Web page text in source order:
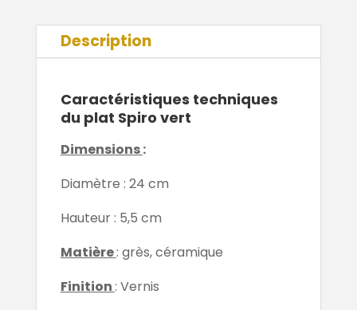
Description
Caractéristiques techniques
du plat Spiro vert
Dimensions:
Diamètre : 24 cm
Hauteur : 5,5 cm
Matière: grès, céramique
Finition: Vernis